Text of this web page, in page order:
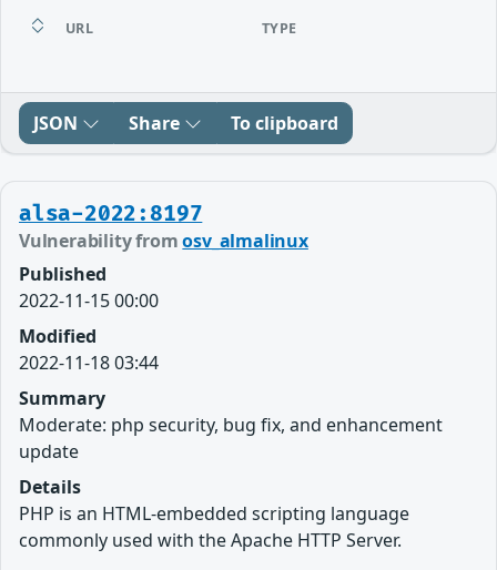
URL TYPE
JSON Share To clipboard
alsa-2022:8197
Vulnerability fromosv_almalinux
Published
2022-11-15 00:00
Modified
2022-11-18 03:44
Summary
Moderate: php security, bug fix, and enhancement
update
Details
PHP is an HTML-embedded scripting language
commonly used with the Apache HTTP Server.